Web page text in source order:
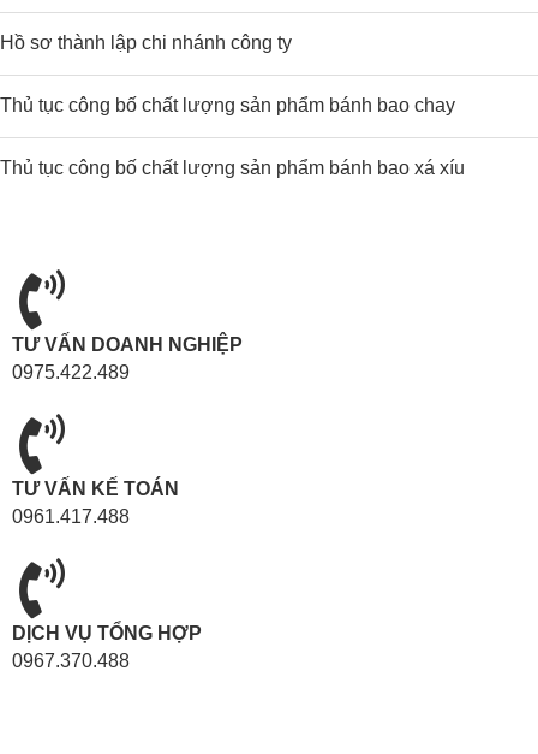
Hồ sơ thành lập chi nhánh công ty
Thủ tục công bố chất lượng sản phẩm bánh bao chay
Thủ tục công bố chất lượng sản phẩm bánh bao xá xíu
TƯ VẤN DOANH NGHIỆP
0975.422.489
TƯ VẤN KẾ TOÁN
0961.417.488
DỊCH VỤ TỔNG HỢP
0967.370.488